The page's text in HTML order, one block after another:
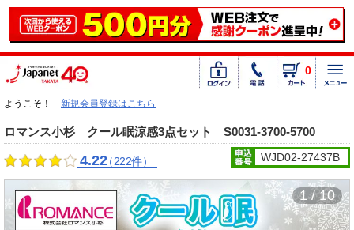
0
ようこそ！ 新規会員登録はこちら
ロマンス小杉 クール眠涼感3点セット S0031-3700-5700
4.22（222件） WJD02-27437B
1 / 10